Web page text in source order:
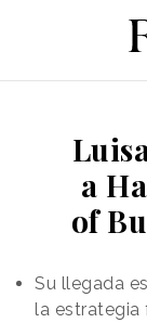
a
of
Su llegada
la estrategia